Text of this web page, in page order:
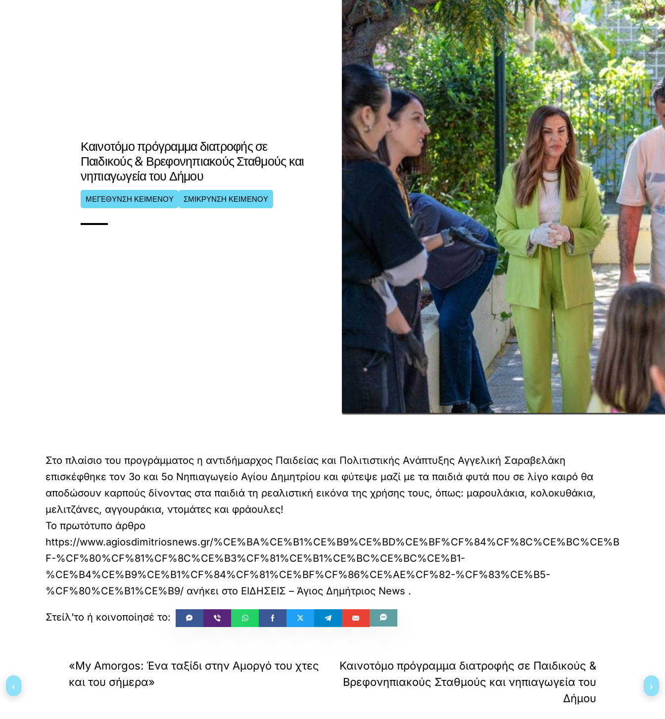
Καινοτόμο πρόγραμμα διατροφής σε
Παιδικούς & Βρεφονηπιακούς Σταθμούς και
νηπιαγωγεία του Δήμου
ΜΕΓΕΘΥΝΣΗ ΚΕΙΜΕΝΟΥ ΣΜΙΚΡΥΝΣΗ ΚΕΙΜΕΝΟΥ
Στο πλαίσιο του προγράμματος η αντιδήμαρχος Παιδείας και Πολιτιστικής Ανάπτυξης Αγγελική Σαραβελάκη
επισκέφθηκε τον 3ο και 5ο Νηπιαγωγείο Αγίου Δημητρίου και φύτεψε μαζί με τα παιδιά φυτά που σε λίγο καιρό θα
αποδώσουν καρπούς δίνοντας στα παιδιά τη ρεαλιστική εικόνα της χρήσης τους, όπως: μαρουλάκια, κολοκυθάκια,
μελιτζάνες, αγγουράκια, ντομάτες και φράουλες!
Το πρωτότυπο άρθρο
https://www.agiosdimitriosnews.gr/%CE%BA%CE%B1%CE%B9%CE%BD%CE%BF%CF%84%CF%8C%CE%BC%CE%B
F-%CF%80%CF%81%CF%8C%CE%B3%CF%81%CE%B1%CE%BC%CE%BC%CE%B1-
%CE%B4%CE%B9%CE%B1%CF%84%CF%81%CE%BF%CF%86%CE%AE%CF%82-%CF%83%CE%B5-
%CF%80%CE%B1%CE%B9/ ανήκει στο ΕΙΔΗΣΕΙΣ – Άγιος Δημήτριος News .
«My Amorgos: Ένα ταξίδι στην Αμοργό του χτες
και του σήμερα»
Καινοτόμο πρόγραμμα διατροφής σε Παιδικούς &
Βρεφονηπιακούς Σταθμούς και νηπιαγωγεία του
Δήμου
‹ ›